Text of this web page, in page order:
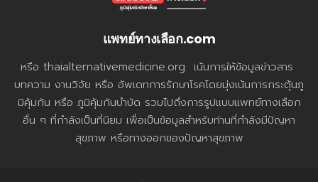
แพทย์ทางเลือก.com
หรือ thaialternativemedicine.org เน้นการให้ข้อมูลข่าวสาร
บทความ งานวิจัย หรือ อัพเดทการรักษาโรคโดยมุ่งเน้นการกระตุ้นภู
มิคุ้มกัน หรือ ภูมิคุ้มกันบำบัด รวมไปถึงการรูปแบบแพทย์ทางเลือก
อื่น ๆ ที่กำลังเป็นที่นิยม เพื่อเป็นข้อมูลสำหรับท่านที่กำลังมีปัญหา
สุขภาพ หรือทางออกของปัญหาสุขภาพ